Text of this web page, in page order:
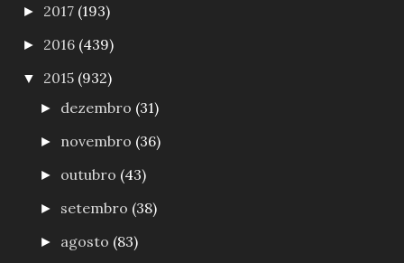
► 2017 (193)
► 2016 (439)
▼ 2015 (932)
► dezembro (31)
► novembro (36)
► outubro (43)
► setembro (38)
► agosto (83)